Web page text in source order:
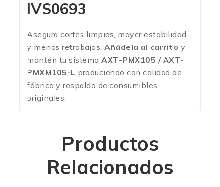
IVS0693
Asegura cortes limpios, mayor estabilidad
y menos retrabajos. Añádela al carrito y
mantén tu sistema AXT-PMX105 / AXT-
PMXM105-L produciendo con calidad de
fábrica y respaldo de consumibles
originales.
Productos
Relacionados